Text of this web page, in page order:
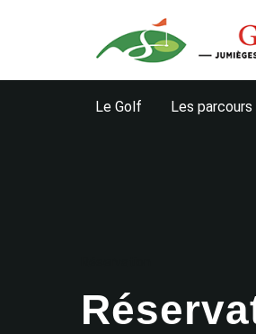
Le Golf Les parcours